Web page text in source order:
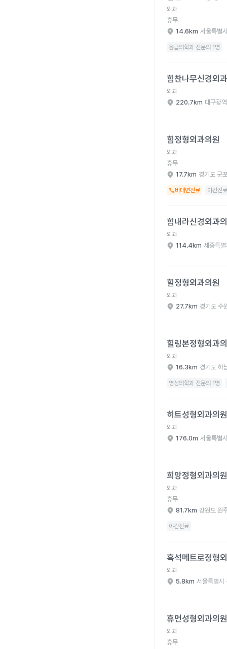
외과
휴무
14.6km 서울특별
응급의학과 전문의 1명
힘찬나무신경외
외과
220.7km 대구광
힘정형외과의원
외과
휴무
17.7km 경기도 군
비대면진료 야간진료
힘내라신경외과
외과
114.4km 세종특
힐정형외과의원
외과
27.7km 경기도 수
힐링본정형외과
외과
16.3km 경기도 하
영상의학과 전문의 1명
히트성형외과의원
외과
176.0m 서울특별
희망정형외과의원
외과
휴무
81.7km 강원도 원
야간진료
흑석메트로정형
외과
5.8km 서울특별시
휴먼성형외과의원
외과
휴무